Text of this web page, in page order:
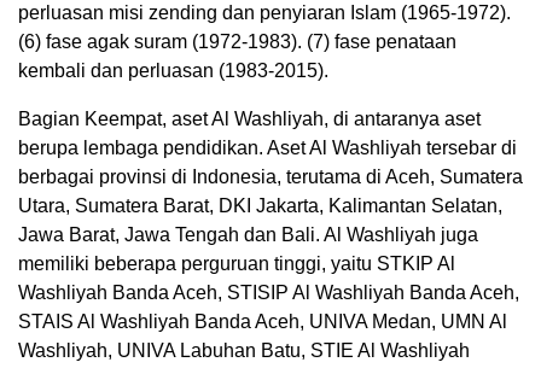
perluasan misi zending dan penyiaran Islam (1965-1972).
(6) fase agak suram (1972-1983). (7) fase penataan
kembali dan perluasan (1983-2015).
Bagian Keempat, aset Al Washliyah, di antaranya aset
berupa lembaga pendidikan. Aset Al Washliyah tersebar di
berbagai provinsi di Indonesia, terutama di Aceh, Sumatera
Utara, Sumatera Barat, DKI Jakarta, Kalimantan Selatan,
Jawa Barat, Jawa Tengah dan Bali. Al Washliyah juga
memiliki beberapa perguruan tinggi, yaitu STKIP Al
Washliyah Banda Aceh, STISIP Al Washliyah Banda Aceh,
STAIS Al Washliyah Banda Aceh, UNIVA Medan, UMN Al
Washliyah, UNIVA Labuhan Batu, STIE Al Washliyah